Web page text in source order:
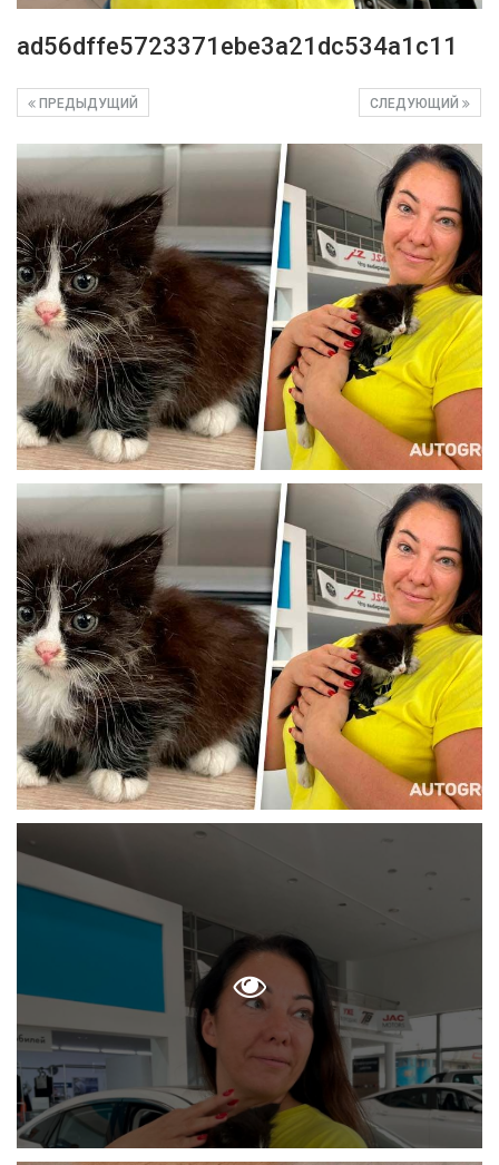
ad56dffe5723371ebe3a21dc534a1c11
СЛЕДУЮЩИЙ
ПРЕДЫДУЩИЙ